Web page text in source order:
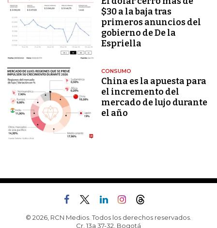
$30 a la baja tras
primeros anuncios del
gobierno de De la
Espriella
CONSUMO
China es la apuesta para
el incremento del
mercado de lujo durante
el año
© 2026, RCN Medios. Todos los derechos reservados.
Cr. 13a 37-32, Bogotá